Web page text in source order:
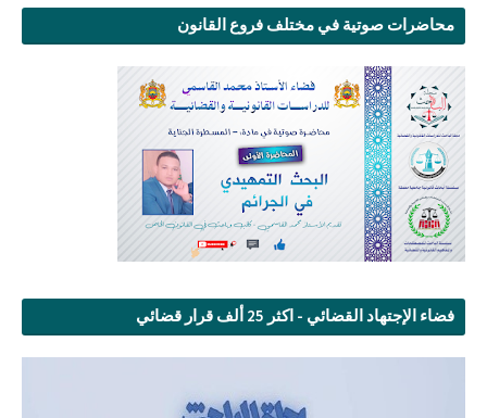
محاضرات صوتية في مختلف فروع القانون
فضاء الإجتهاد القضائي - اكثر 25 ألف قرار قضائي